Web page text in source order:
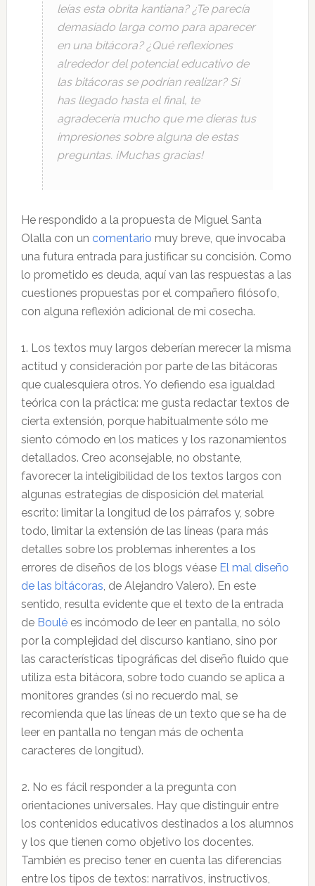
leías esta obrita kantiana? ¿Te parecía
demasiado larga como para aparecer
en una bitácora? ¿Qué reflexiones
alrededor del potencial educativo de
las bitácoras se podrían realizar? Si
has llegado hasta el final, te
agradecería mucho que me dieras tus
impresiones sobre alguna de estas
preguntas. ¡Muchas gracias!
He respondido a la propuesta de Miguel Santa
Olalla con un comentario muy breve, que invocaba
una futura entrada para justificar su concisión. Como
lo prometido es deuda, aquí van las respuestas a las
cuestiones propuestas por el compañero filósofo,
con alguna reflexión adicional de mi cosecha.
1. Los textos muy largos deberían merecer la misma
actitud y consideración por parte de las bitácoras
que cualesquiera otros. Yo defiendo esa igualdad
teórica con la práctica: me gusta redactar textos de
cierta extensión, porque habitualmente sólo me
siento cómodo en los matices y los razonamientos
detallados. Creo aconsejable, no obstante,
favorecer la inteligibilidad de los textos largos con
algunas estrategias de disposición del material
escrito: limitar la longitud de los párrafos y, sobre
todo, limitar la extensión de las líneas (para más
detalles sobre los problemas inherentes a los
errores de diseños de los blogs véase El mal diseño
de las bitácoras , de Alejandro Valero). En este
sentido, resulta evidente que el texto de la entrada
de Boulées incómodo de leer en pantalla, no sólo
por la complejidad del discurso kantiano, sino por
las características tipográficas del diseño fluido que
utiliza esta bitácora, sobre todo cuando se aplica a
monitores grandes (si no recuerdo mal, se
recomienda que las líneas de un texto que se ha de
leer en pantalla no tengan más de ochenta
caracteres de longitud).
2. No es fácil responder a la pregunta con
orientaciones universales. Hay que distinguir entre
los contenidos educativos destinados a los alumnos
y los que tienen como objetivo los docentes.
También es preciso tener en cuenta las diferencias
entre los tipos de textos: narrativos, instructivos,